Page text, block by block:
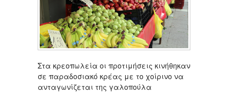
Στα κρεοπωλεία οι προτιμήσεις κινήθηκαν
σε παραδοσιακό κρέας με το χοίρινο να
ανταγωνίζεται της γαλοπούλα